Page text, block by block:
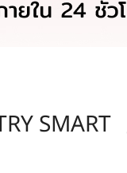
SMART